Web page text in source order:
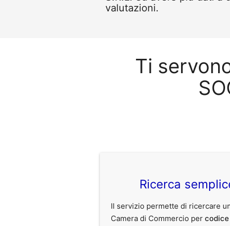
valutazioni.
Ti
Ricerca
Il servizio permette di ricercare
Camera di Commercio per